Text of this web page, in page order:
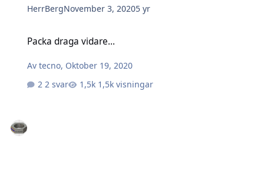
HerrBergNovember 3, 20205 yr
Packa draga vidare...
Avtecno, Oktober 19, 2020
2 svar
1,5k visningar